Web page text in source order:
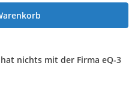
nichts mit der Firma eQ-3